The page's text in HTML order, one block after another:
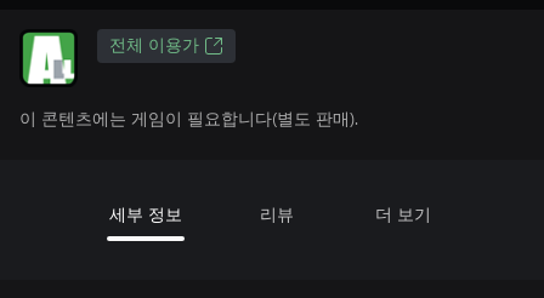
전체 이용가
이 콘텐츠에는 게임이 필요합니다(별도 판매).
세부 정보 리뷰 더 보기